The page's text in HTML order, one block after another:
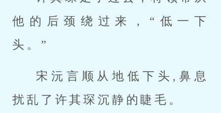
他的后颈绕过来，“低一下
头。”
宋沅言顺从地低下头,鼻息
扰乱了许其琛沉静的睫毛。